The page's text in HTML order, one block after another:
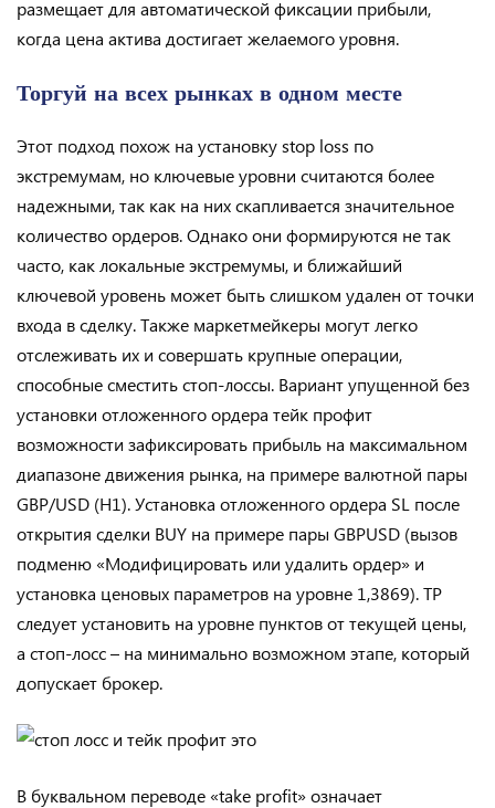
размещает для автоматической фиксации прибыли,
когда цена актива достигает желаемого уровня.
Торгуй на всех рынках в одном месте
Этот подход похож на установку stop loss по
экстремумам, но ключевые уровни считаются более
надежными, так как на них скапливается значительное
количество ордеров. Однако они формируются не так
часто, как локальные экстремумы, и ближайший
ключевой уровень может быть слишком удален от точки
входа в сделку. Также маркетмейкеры могут легко
отслеживать их и совершать крупные операции,
способные сместить стоп-лоссы. Вариант упущенной без
установки отложенного ордера тейк профит
возможности зафиксировать прибыль на максимальном
диапазоне движения рынка, на примере валютной пары
GBP/USD (H1). Установка отложенного ордера SL после
открытия сделки BUY на примере пары GBPUSD (вызов
подменю «Модифицировать или удалить ордер» и
установка ценовых параметров на уровне 1,3869). TP
следует установить на уровне пунктов от текущей цены,
а стоп-лосс – на минимально возможном этапе, который
допускает брокер.
В буквальном переводе «take profit» означает